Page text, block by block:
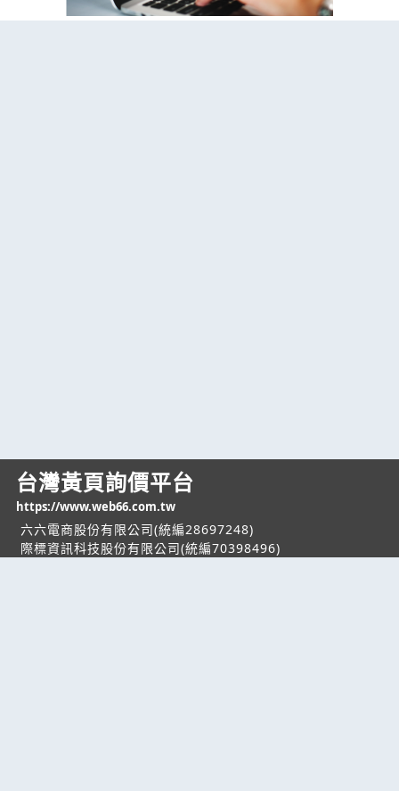
台灣黃頁詢價平台
https://www.web66.com.tw
六六電商股份有限公司(統編28697248)
際標資訊科技股份有限公司(統編70398496)